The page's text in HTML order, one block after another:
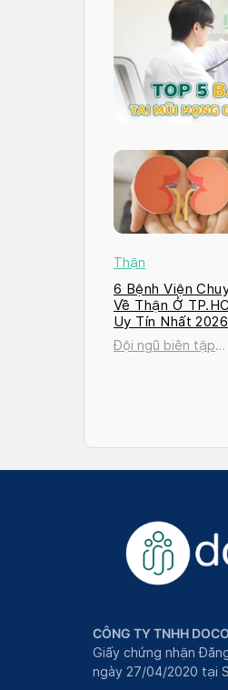
Thận
6 Bệnh Viện
Về Thận Ở
Uy Tín Nhất 2026
Đội ngũ biên tập
CÔNG TY TNHH
Giấy chứng nhận
ngày 27/04/2020 tại